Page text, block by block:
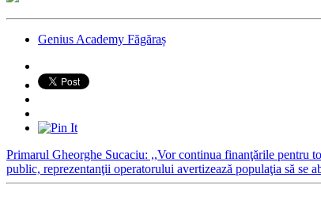
Genius Academy Făgăraș
Primarul Gheorghe Sucaciu: ,,Vor continua finanţările pentru
public, reprezentanţii operatorului avertizează populaţia să se